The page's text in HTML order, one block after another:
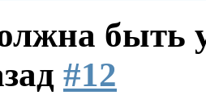
быть
#12